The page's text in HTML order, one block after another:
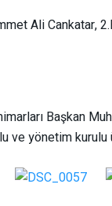
Ali Cankatar,
Başkan
ve yönetim